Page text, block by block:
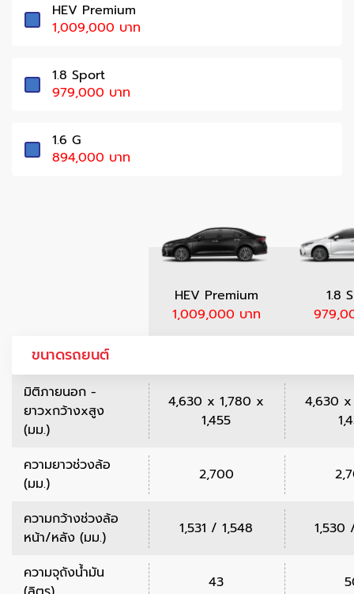
HEV Premium
1,009,000 บาท
1.8 Sport
979,000 บาท
1.6 G
894,000 บาท
HEV Premium
1,009,000 บาท
1.8
ขนาดรถยนต์
มิติภายนอก -
ยาวxกว้างxสูง
(มม.)
4,630 x 1,780 x
1,455
4,630
ความยาวช่วงล้อ
(มม.)
2,700
ความกว้างช่วงล้อ
หน้า/หลัง (มม.)
1,531 / 1,548 1,530
ความจุถังน้ำมัน
43